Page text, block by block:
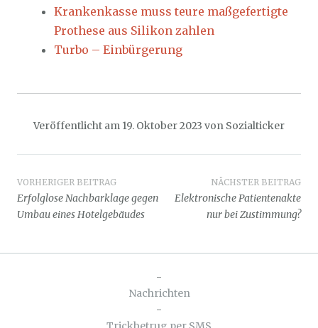
Krankenkasse muss teure maßgefertigte
Prothese aus Silikon zahlen
Turbo – Einbürgerung
Veröffentlicht am 19. Oktober 2023 von Sozialticker
Beitragsnavigation
VORHERIGER BEITRAG
Erfolglose Nachbarklage gegen
Umbau eines Hotelgebäudes
NÄCHSTER BEITRAG
Elektronische Patientenakte
nur bei Zustimmung?
-
Nachrichten
-